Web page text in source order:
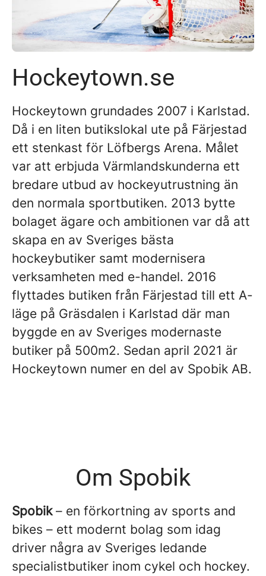
Hockeytown.se
Hockeytown grundades 2007 i Karlstad.
Då i en liten butikslokal ute på Färjestad
ett stenkast för Löfbergs Arena. Målet
var att erbjuda Värmlandskunderna ett
bredare utbud av hockeyutrustning än
den normala sportbutiken. 2013 bytte
bolaget ägare och ambitionen var då att
skapa en av Sveriges bästa
hockeybutiker samt modernisera
verksamheten med e-handel. 2016
flyttades butiken från Färjestad till ett A-
läge på Gräsdalen i Karlstad där man
byggde en av Sveriges modernaste
butiker på 500m2. Sedan april 2021 är
Hockeytown numer en del av Spobik AB.
Om Spobik
Spobik– en förkortning av sports and
bikes – ett modernt bolag som idag
driver några av Sveriges ledande
specialistbutiker inom cykel och hockey.